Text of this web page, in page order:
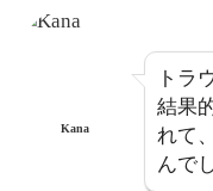
Kana
トラ
結果
れて
んで